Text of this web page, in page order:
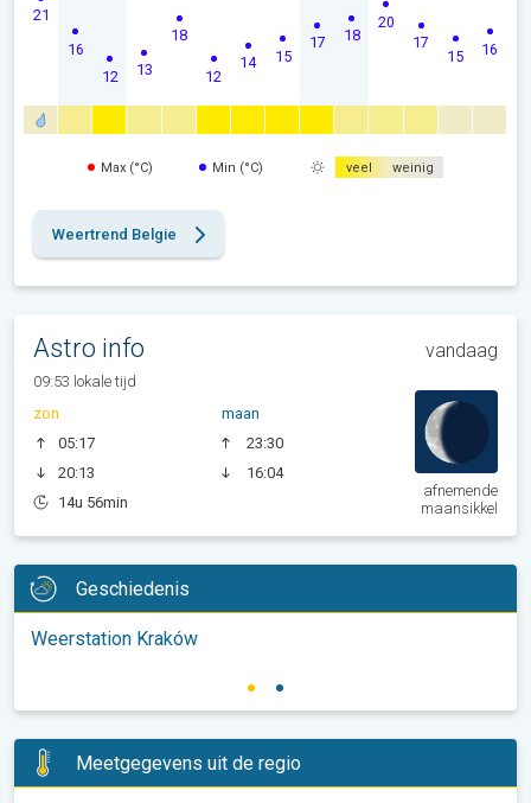
21
16
12 13
18
12
14 15
17 18
20
17
15 16
Max (°C) Min (°C) veel weinig
Weertrend Belgie
Astro info vandaag
09:53 lokale tijd
zon
05:17
20:13
14u 56min
maan
23:30
16:04
afnemende
maansikkel
Geschiedenis
Weerstation Kraków
Meetgegevens uit de regio